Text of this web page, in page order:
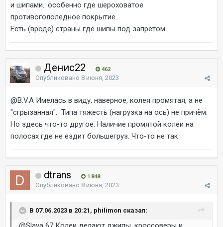
и шипами.. особенно где шероховатое
противогололедное покрытие..
Есть (вроде) страны где шипы под запретом..
Денис22 462
Опубликовано 8 июня, 2023
@B.V.A Имелась в виду, наверное, колея промятая, а не
"сгрызанная". Типа тяжесть (нагрузка на ось) не причём.
Но здесь что-то другое. Наличие промятой колеи на
полосах где не ездит большегруз. Что-то не так.
dtrans 1 848
Опубликовано 8 июня, 2023
В 07.06.2023 в 20:21, philimon сказал: